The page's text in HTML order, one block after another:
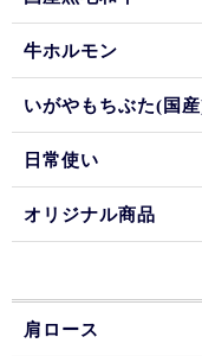
牛ホルモン
いがやもちぶた(国
日常使い
オリジナル商品
肩ロース